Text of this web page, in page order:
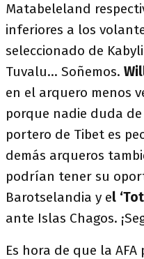
Matabeleland
inferiores a los
seleccionado de
Tuvalu… Soñemos.
en el arquero menos
porque nadie duda
portero de Tibet es
demás arqueros
podrían tener su
Barotselandia y el
ante Islas Chagos.
Es hora de que la